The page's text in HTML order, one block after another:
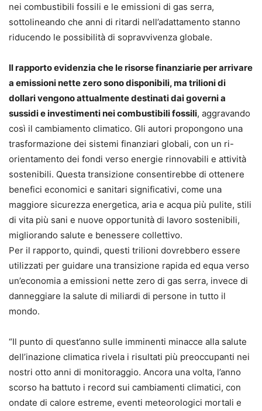
nei combustibili fossili e le emissioni di gas serra,
sottolineando che anni di ritardi nell’adattamento stanno
riducendo le possibilità di sopravvivenza globale.
Il rapporto evidenzia che le risorse finanziarie per arrivare
a emissioni nette zero sono disponibili, ma trilioni di
dollari vengono attualmente destinati dai governi a
sussidi e investimenti nei combustibili fossili, aggravando
così il cambiamento climatico. Gli autori propongono una
trasformazione dei sistemi finanziari globali, con un ri-
orientamento dei fondi verso energie rinnovabili e attività
sostenibili. Questa transizione consentirebbe di ottenere
benefici economici e sanitari significativi, come una
maggiore sicurezza energetica, aria e acqua più pulite, stili
di vita più sani e nuove opportunità di lavoro sostenibili,
migliorando salute e benessere collettivo.
Per il rapporto, quindi, questi trilioni dovrebbero essere
utilizzati per guidare una transizione rapida ed equa verso
un’economia a emissioni nette zero di gas serra, invece di
danneggiare la salute di miliardi di persone in tutto il
mondo.
“Il punto di quest’anno sulle imminenti minacce alla salute
dell’inazione climatica rivela i risultati più preoccupanti nei
nostri otto anni di monitoraggio. Ancora una volta, l’anno
scorso ha battuto i record sui cambiamenti climatici, con
ondate di calore estreme, eventi meteorologici mortali e